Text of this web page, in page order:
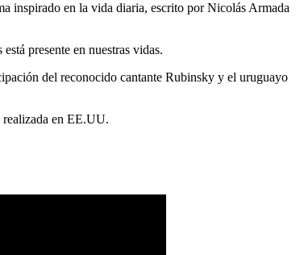
inspirado en la vida diaria, escrito por Nicolás Armada
presente en nuestras vidas.
del reconocido cantante Rubinsky y el uruguayo
en EE.UU.